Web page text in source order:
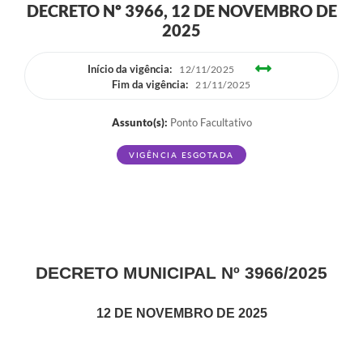
DECRETO Nº 3966, 12 DE NOVEMBRO DE
2025
Início da vigência: 12/11/2025
Fim da vigência: 21/11/2025
Assunto(s): Ponto Facultativo
VIGÊNCIA ESGOTADA
DECRETO MUNICIPAL Nº 3966/2025
12 DE NOVEMBRO DE 2025